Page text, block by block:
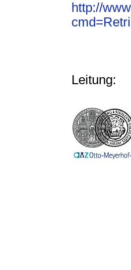
http://
Leitung: